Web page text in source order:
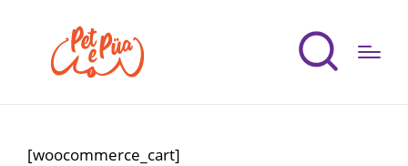
[woocommerce_cart]